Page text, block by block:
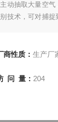
动抽取大量空气
技术，可对捕
商性质： 生产厂
问 量： 204